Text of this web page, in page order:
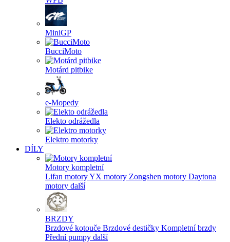
MiniGP
BucciMoto
Motárd pitbike
e-Mopedy
Elekto odrážedla
Elektro motorky
DÍLY
Motory kompletní
Lifan motoryYX motory Zongshen motory Daytona
motory další
BRZDY
Brzdové kotouče Brzdové destičky Kompletní brzdy
Přední pumpy další